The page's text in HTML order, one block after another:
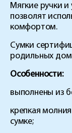
Мягкие ручки
позволят
комфортом.
Сумки
родильных
Особенности:
выполнены из
крепкая
сумке;